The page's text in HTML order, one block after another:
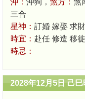
沖： 沖狗， 煞方： 煞
三合
星神： 訂婚 嫁娶 求
時宜： 赴任 修造 移
時忌：
2028年12月5日 己巳